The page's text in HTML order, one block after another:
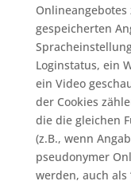
gespeicherten
Loginstatus, ein
ein Video
der Cookies
die die gleichen
(z.B., wenn
pseudonymer
werden, auch als